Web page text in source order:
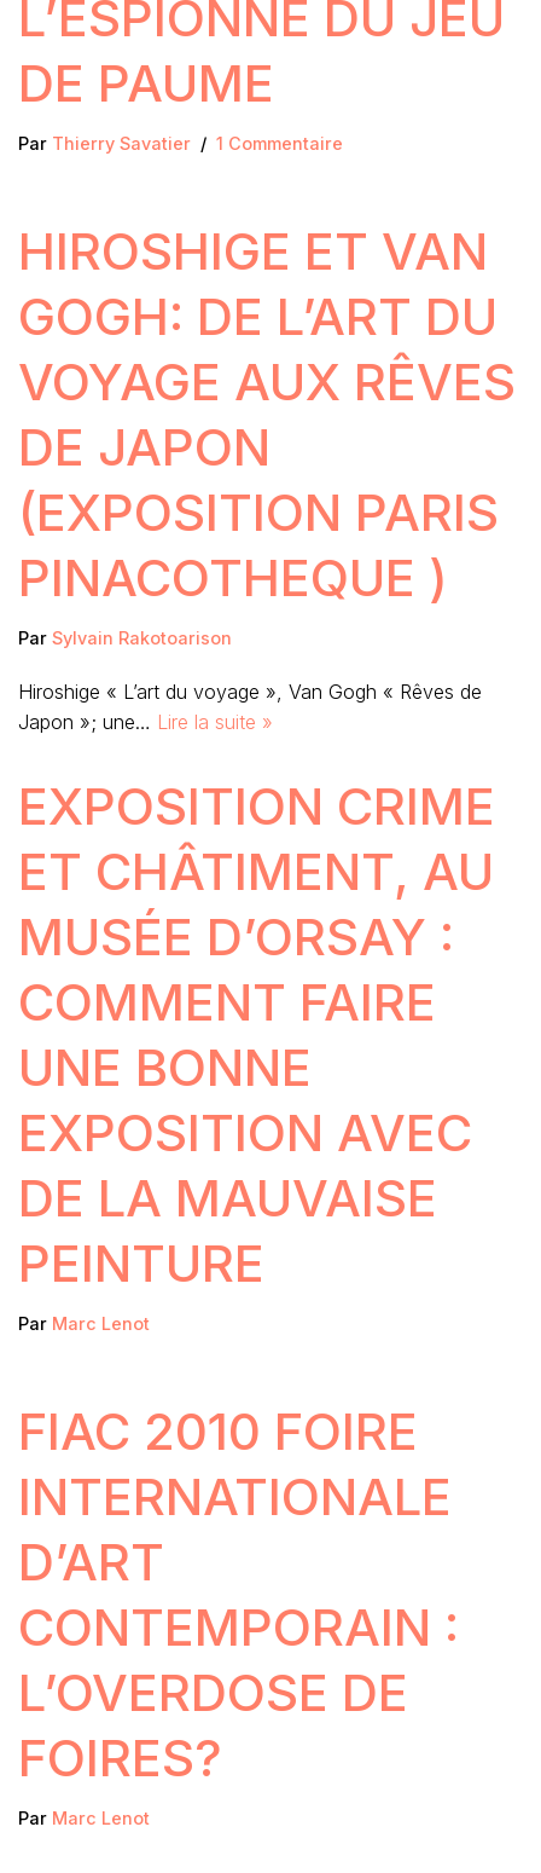
L’ESPIONNE DU JEU
DE PAUME
Par Thierry Savatier 1 Commentaire
HIROSHIGE ET VAN
GOGH: DE L’ART DU
VOYAGE AUX RÊVES
DE JAPON
(EXPOSITION PARIS
PINACOTHEQUE )
Par Sylvain Rakotoarison
Hiroshige « L’art du voyage », Van Gogh « Rêves de
Japon »; une… Lire la suite »
EXPOSITION CRIME
ET CHÂTIMENT, AU
MUSÉE D’ORSAY :
COMMENT FAIRE
UNE BONNE
EXPOSITION AVEC
DE LA MAUVAISE
PEINTURE
Par Marc Lenot
FIAC 2010 FOIRE
INTERNATIONALE
D’ART
CONTEMPORAIN :
L’OVERDOSE DE
FOIRES?
Par Marc Lenot